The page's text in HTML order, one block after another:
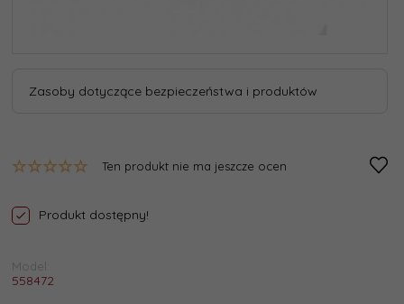
Zasoby dotyczące bezpieczeństwa i produktów
Ten produkt nie ma jeszcze ocen
Produkt dostępny!
Model:
558472